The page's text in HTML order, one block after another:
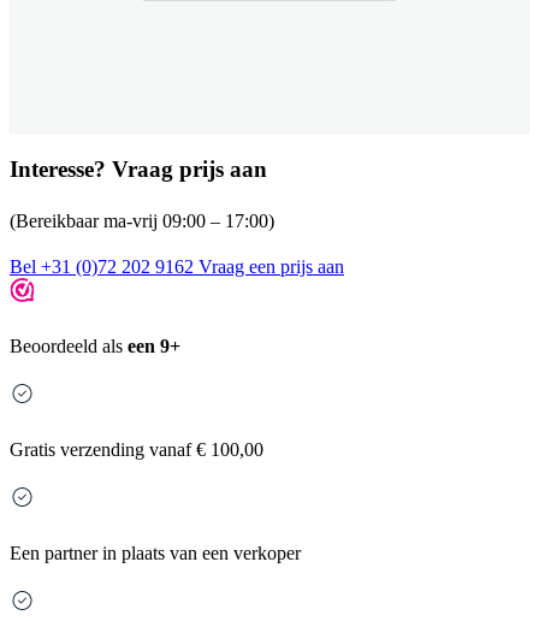
Interesse? Vraag prijs aan
(Bereikbaar ma-vrij 09:00 – 17:00)
Bel +31 (0)72 202 9162 Vraag een prijs aan
Beoordeeld als een 9+
Gratis verzending vanaf € 100,00
Een partner in plaats van een verkoper